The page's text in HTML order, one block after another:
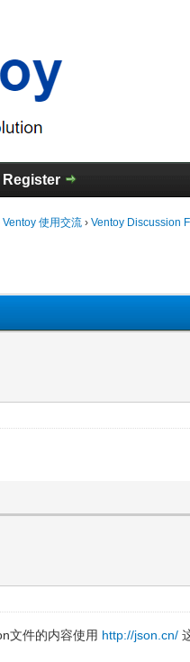
Register
使用交流 › Ventoy Discussion
文件的内容使用 http://json.cn/